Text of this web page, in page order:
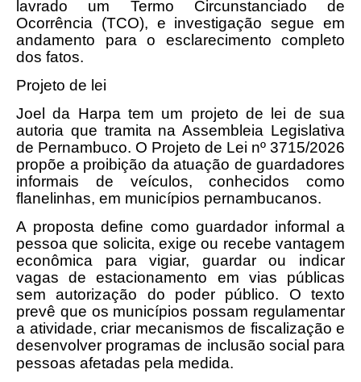
lavrado um Termo Circunstanciado de
Ocorrência (TCO), e investigação segue em
andamento para o esclarecimento completo
dos fatos.
Projeto de lei
Joel da Harpa tem um projeto de lei de sua
autoria que tramita na Assembleia Legislativa
de Pernambuco. O Projeto de Lei nº 3715/2026
propõe a proibição da atuação de guardadores
informais de veículos, conhecidos como
flanelinhas, em municípios pernambucanos.
A proposta define como guardador informal a
pessoa que solicita, exige ou recebe vantagem
econômica para vigiar, guardar ou indicar
vagas de estacionamento em vias públicas
sem autorização do poder público. O texto
prevê que os municípios possam regulamentar
a atividade, criar mecanismos de fiscalização e
desenvolver programas de inclusão social para
pessoas afetadas pela medida.